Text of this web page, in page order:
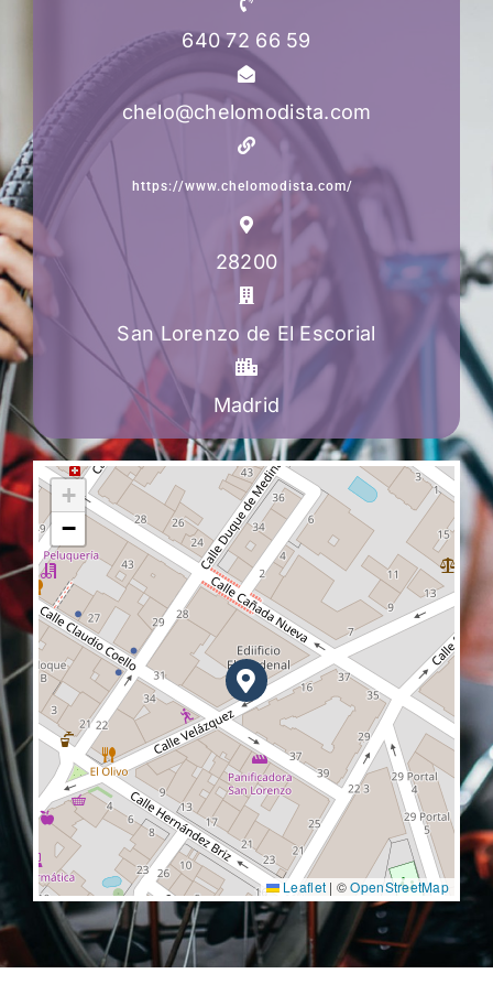
640 72 66 59
chelo@chelomodista.com
https://www.chelomodista.com/
28200
San Lorenzo de El Escorial
Madrid
+
−
Leaflet | ©OpenStreetMap